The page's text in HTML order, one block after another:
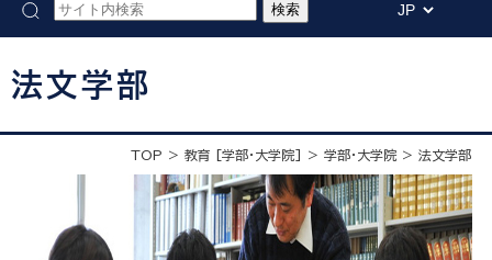
法文学部
TOP 教育 [学部・大学院] 学部・大学院 法文学部